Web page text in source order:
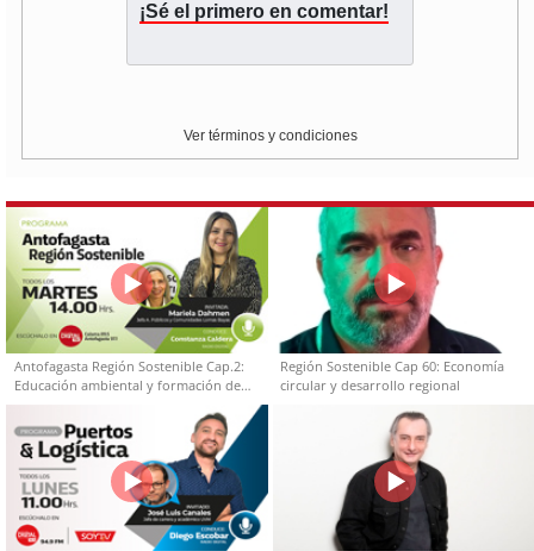
¡Sé el primero en comentar!
Ver términos y condiciones
Antofagasta Región Sostenible Cap.2:
Educación ambiental y formación de
capacidades técnicas
Región Sostenible Cap 60: Economía
circular y desarrollo regional